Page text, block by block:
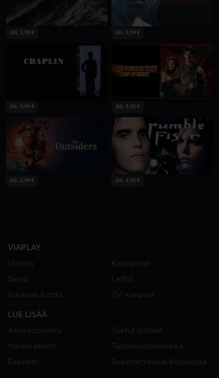
Alk. 3,99 € Alk. 3,99 €
Alk. 3,99 € Alk. 3,99 €
Alk. 3,99 € Alk. 3,99 €
VIAPLAY
Urheilu
Kategoriat
Sarjat
Leffat
Vuokraa & osta
TV-kanavat
LUE LISÄÄ
Asiakaspalvelu
Tuetut laitteet
Yleiset ehdot
Tietosuojapolitiikka
Evästeet
Saavutettavuus Viaplayssa